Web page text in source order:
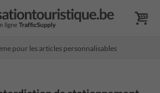
pour les articles personnalisables